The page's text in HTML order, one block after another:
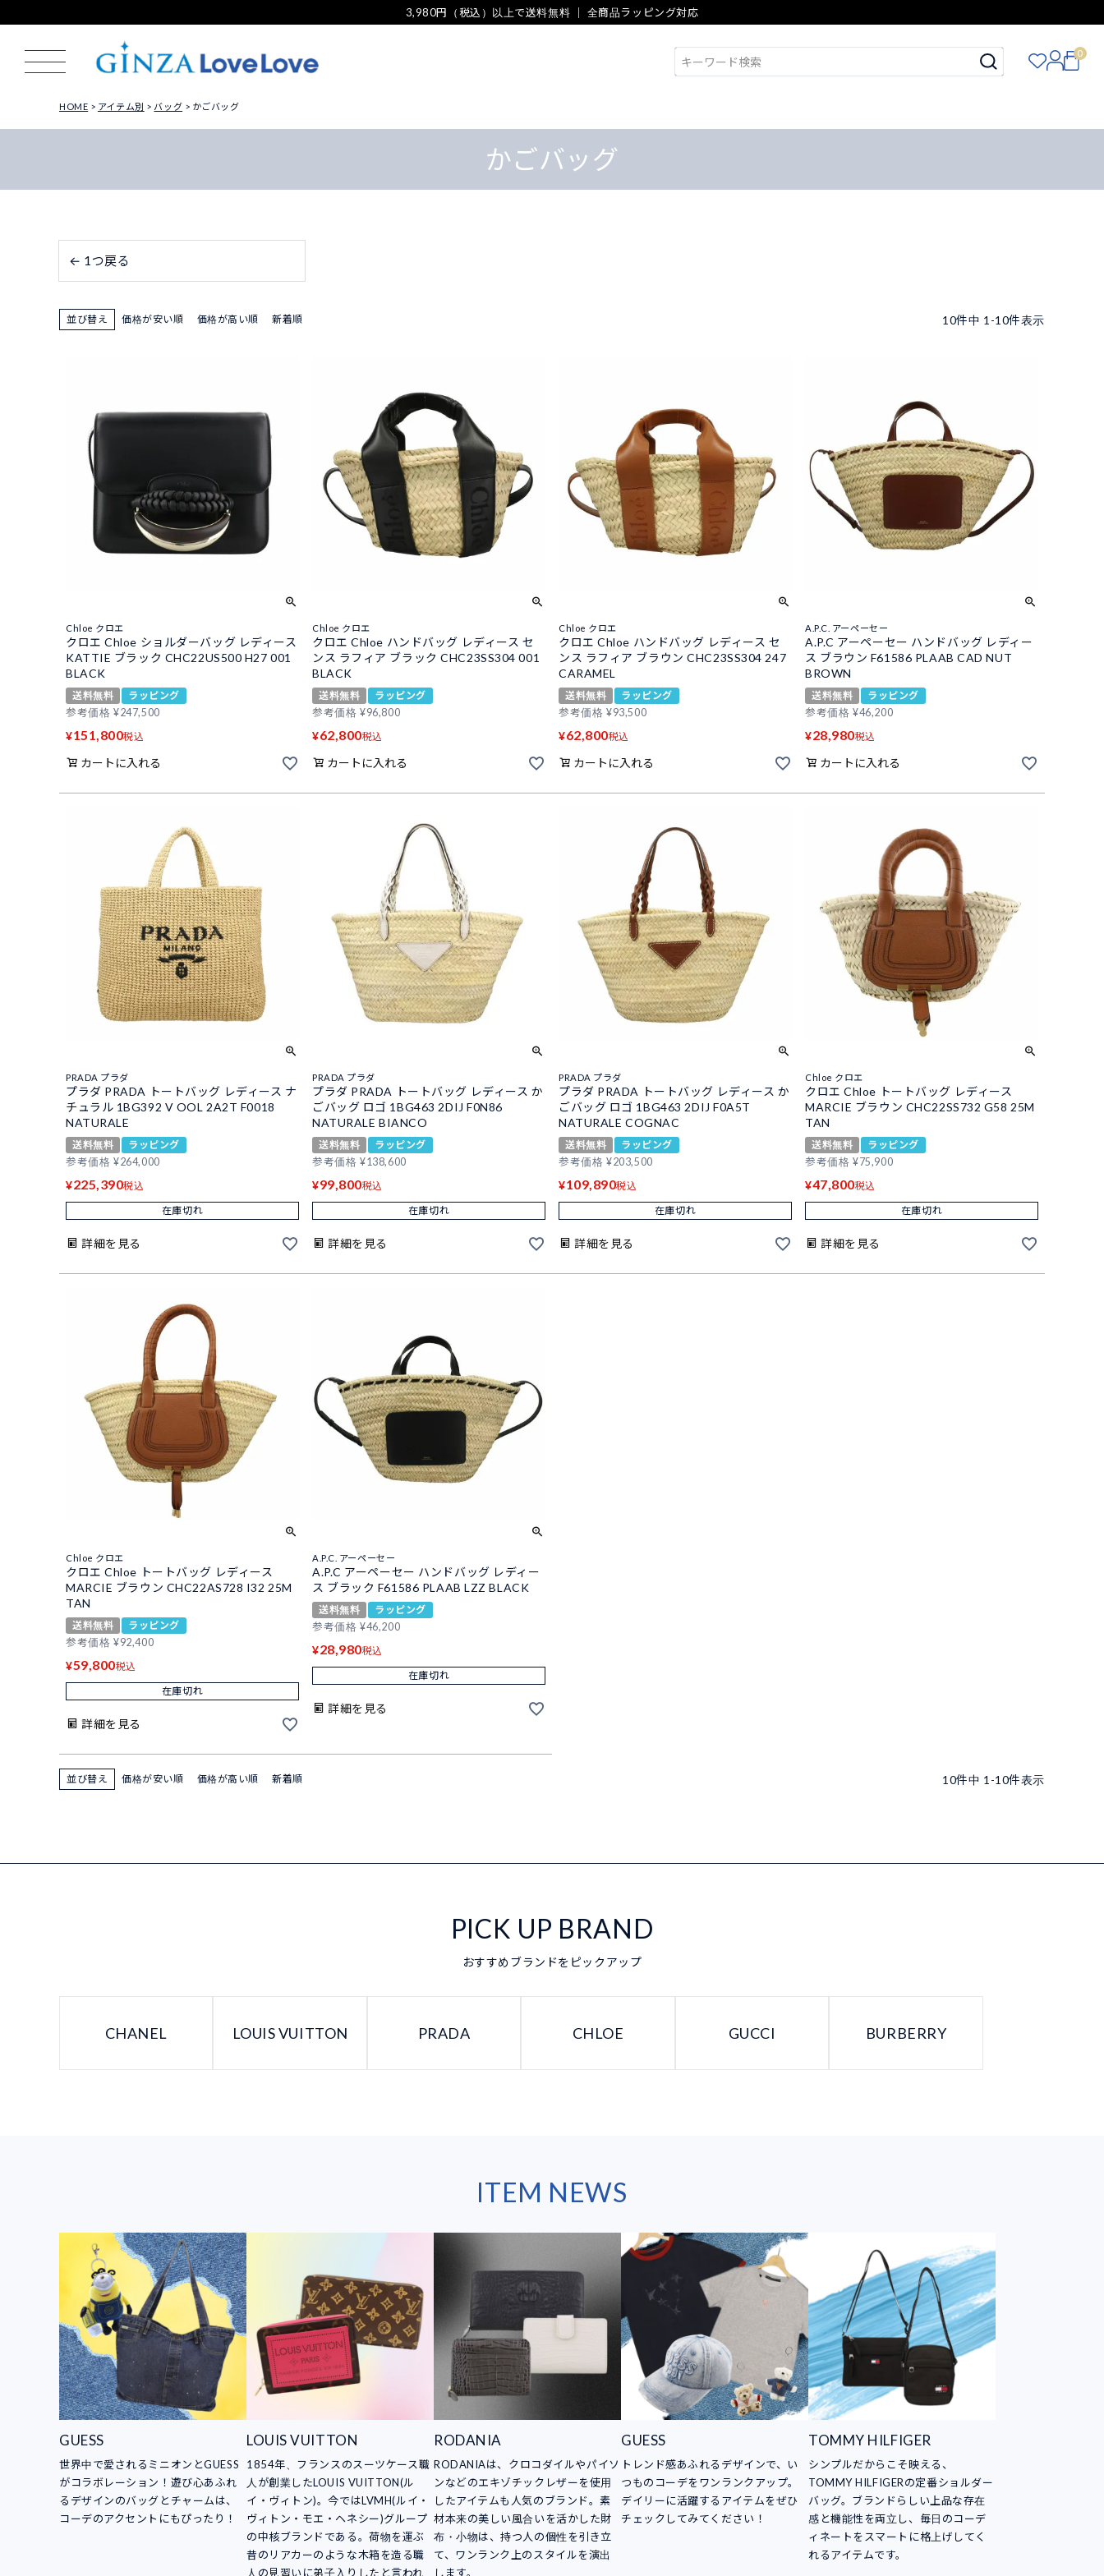
3,980円（税込）以上で送料無料 ｜ 全商品ラッピング対応
0
HOME アイテム別 バッグ かごバッグ
かごバッグ
← 1つ戻る
並び替え 価格が安い順 価格が高い順 新着順 10件中 1 -10件表示
Chloe クロエ
クロエ Chloe ショルダーバッグ レディース
KATTIE ブラック CHC22US500 H27 001
BLACK
送料無料
ラッピング
参考価格 ¥247,500
¥151,800税込
カートに入れる
Chloe クロエ
クロエ Chloe ハンドバッグ レディース セ
ンス ラフィア ブラック CHC23SS304 001
BLACK
送料無料
ラッピング
参考価格 ¥96,800
¥62,800税込
カートに入れる
Chloe クロエ
クロエ Chloe ハンドバッグ レディース セ
ンス ラフィア ブラウン CHC23SS304 247
CARAMEL
送料無料
ラッピング
参考価格 ¥93,500
¥62,800税込
カートに入れる
A.P.C. アーペーセー
A.P.C アーペーセー ハンドバッグ レディー
ス ブラウン F61586 PLAAB CAD NUT
BROWN
送料無料
ラッピング
参考価格 ¥46,200
¥28,980税込
カートに入れる
PRADA プラダ
プラダ PRADA トートバッグ レディース ナ
チュラル 1BG392 V OOL 2A2T F0018
NATURALE
送料無料
ラッピング
参考価格 ¥264,000
¥225,390税込
在庫切れ
詳細を見る
PRADA プラダ
プラダ PRADA トートバッグ レディース か
ごバッグ ロゴ 1BG463 2DIJ F0N86
NATURALE BIANCO
送料無料
ラッピング
参考価格 ¥138,600
¥99,800税込
在庫切れ
詳細を見る
PRADA プラダ
プラダ PRADA トートバッグ レディース か
ごバッグ ロゴ 1BG463 2DIJ F0A5T
NATURALE COGNAC
送料無料
ラッピング
参考価格 ¥203,500
¥109,890税込
在庫切れ
詳細を見る
Chloe クロエ
クロエ Chloe トートバッグ レディース
MARCIE ブラウン CHC22SS732 G58 25M
TAN
送料無料
ラッピング
参考価格 ¥75,900
¥47,800税込
在庫切れ
詳細を見る
Chloe クロエ
クロエ Chloe トートバッグ レディース
MARCIE ブラウン CHC22AS728 I32 25M
TAN
送料無料
ラッピング
参考価格 ¥92,400
¥59,800税込
在庫切れ
詳細を見る
A.P.C. アーペーセー
A.P.C アーペーセー ハンドバッグ レディー
ス ブラック F61586 PLAAB LZZ BLACK
送料無料
ラッピング
参考価格 ¥46,200
¥28,980税込
在庫切れ
詳細を見る
並び替え 価格が安い順 価格が高い順 新着順 10件中 1 -10件表示
PICK UP BRAND
おすすめブランドをピックアップ
CHANEL LOUIS VUITTON PRADA CHLOE GUCCI BURBERRY
ITEM NEWS
GUESS
世界中で愛されるミニオンとGUESS
がコラボレーション！遊び心あふれ
るデザインのバッグとチャームは、
コーデのアクセントにもぴったり！
LOUIS VUITTON
1854年、フランスのスーツケース職
人が創業したLOUIS VUITTON(ル
イ・ヴィトン)。今ではLVMH(ルイ・
ヴィトン・モエ・ヘネシー)グループ
の中核ブランドである。荷物を運ぶ
昔のリアカーのような木箱を造る職
人の見習いに弟子入りしたと言われ
RODANIA
RODANIAは、クロコダイルやパイソ
ンなどのエキゾチックレザーを使用
したアイテムも人気のブランド。素
材本来の美しい風合いを活かした財
布・小物は、持つ人の個性を引き立
て、ワンランク上のスタイルを演出
します。
GUESS
トレンド感あふれるデザインで、い
つものコーデをワンランクアップ。
デイリーに活躍するアイテムをぜひ
チェックしてみてください！
TOMMY HILFIGER
シンプルだからこそ映える、
TOMMY HILFIGERの定番ショルダー
バッグ。ブランドらしい上品な存在
感と機能性を両立し、毎日のコーデ
ィネートをスマートに格上げしてく
れるアイテムです。